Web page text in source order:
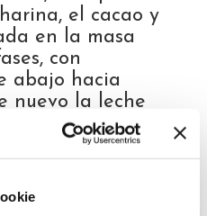
el cacao y
en la masa
con
abajo hacia
nuevo la leche
antes de que
el compuesto
a la cucharadita
de Módena